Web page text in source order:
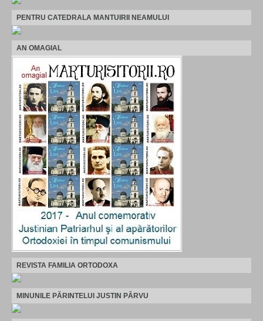
PENTRU CATEDRALA MANTUIRII NEAMULUI
AN OMAGIAL
REVISTA FAMILIA ORTODOXA
MINUNILE PĂRINTELUI JUSTIN PÂRVU